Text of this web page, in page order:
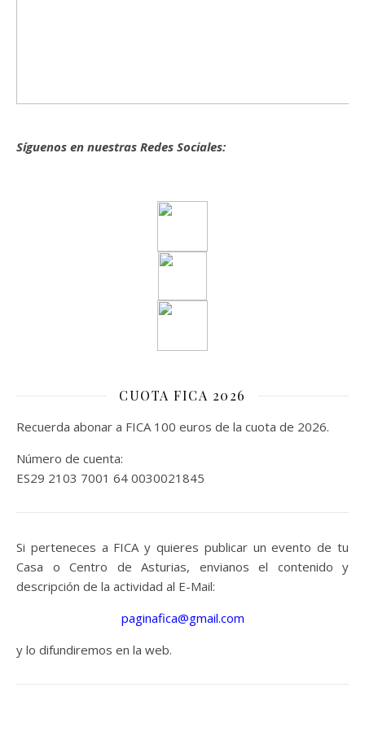
Síguenos en nuestras Redes Sociales:
CUOTA FICA 2026
Recuerda abonar a FICA 100 euros de la cuota de 2026.
Número de cuenta:
ES29 2103 7001 64 0030021845
Si perteneces a FICA y quieres publicar un evento de tu
Casa o Centro de Asturias, envianos el contenido y
descripción de la actividad al E-Mail:
paginafica@gmail.com
y lo difundiremos en la web.